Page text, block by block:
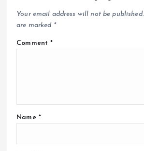
Your email address will not be published.
are marked *
Comment*
Name *